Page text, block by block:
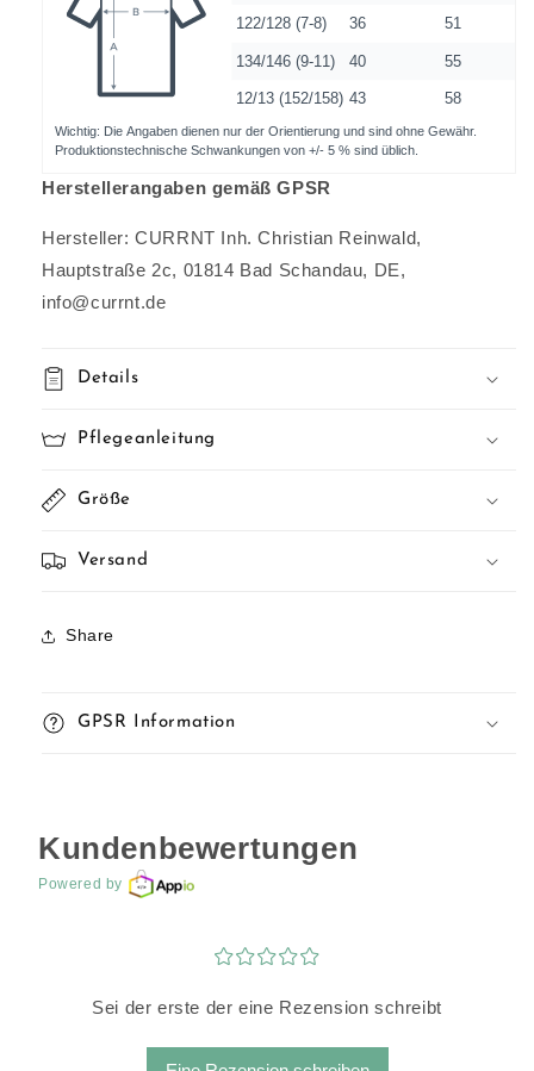
Herstellerangaben gemäß GPSR
Hersteller: CURRNT Inh. Christian Reinwald,
Hauptstraße 2c, 01814 Bad Schandau, DE,
info@currnt.de
Details
Pflegeanleitung
Größe
Versand
Share
GPSR Information
Kundenbewertungen
Powered by
¤¤¤¤¤
Sei der erste der eine Rezension schreibt